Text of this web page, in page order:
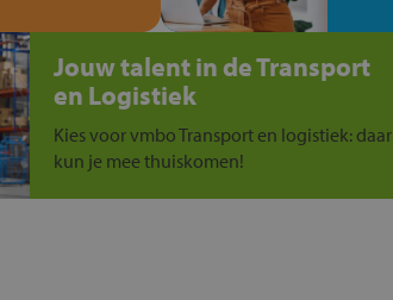
Jouw talent in de Transport
en Logistiek
Kies voor vmbo Transport en logistiek: daar
kun je mee thuiskomen!